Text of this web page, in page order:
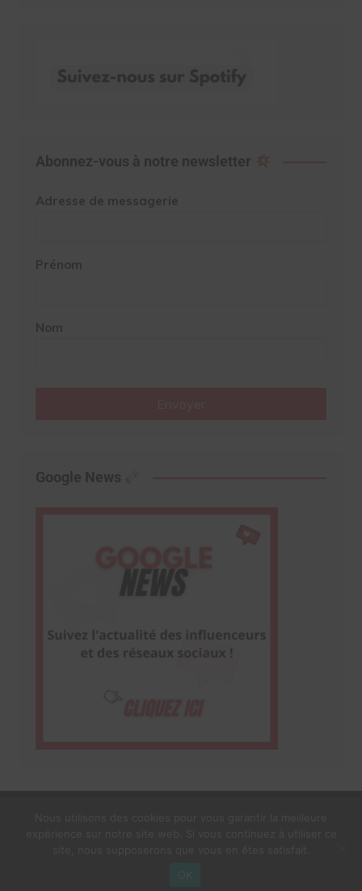
Abonnez-vous à notre newsletter
Adresse de messagerie
Prénom
Nom
Google News
À propos
OK